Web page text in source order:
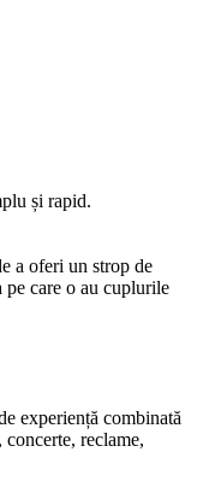
și rapid.
a oferi un strop de
care o au cuplurile
experiență combinată
reclame,